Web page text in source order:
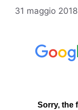
31 maggio 2018